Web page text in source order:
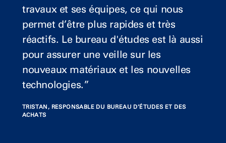
travaux et ses équipes, ce qui nous
permet d’être plus rapides et très
réactifs. Le bureau d'études est là aussi
pour assurer une veille sur les
nouveaux matériaux et les nouvelles
technologies.”
TRISTAN, RESPONSABLE DU BUREAU D’ÉTUDES ET DES
ACHATS